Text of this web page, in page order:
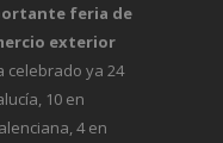
feria de
exterior
celebrado ya 24
10 en
4 en